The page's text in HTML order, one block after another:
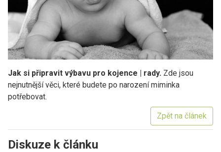
Jak si připravit výbavu pro kojence | rady. Zde jsou
nejnutnější věci, které budete po narození miminka
potřebovat.
Zpět na článek
Diskuze k článku